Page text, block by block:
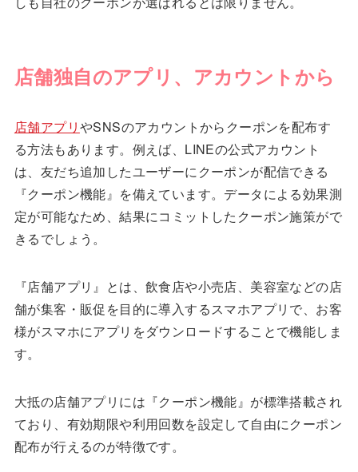
店舗独自のアプリ、アカウントから
店舗アプリやSNSのアカウントからクーポンを配布す
る方法もあります。例えば、LINEの公式アカウント
は、友だち追加したユーザーにクーポンが配信できる
『クーポン機能』を備えています。データによる効果測
定が可能なため、結果にコミットしたクーポン施策がで
きるでしょう。
『店舗アプリ』とは、飲食店や小売店、美容室などの店
舗が集客・販促を目的に導入するスマホアプリで、お客
様がスマホにアプリをダウンロードすることで機能しま
す。
大抵の店舗アプリには『クーポン機能』が標準搭載され
ており、有効期限や利用回数を設定して自由にクーポン
配布が行えるのが特徴です。